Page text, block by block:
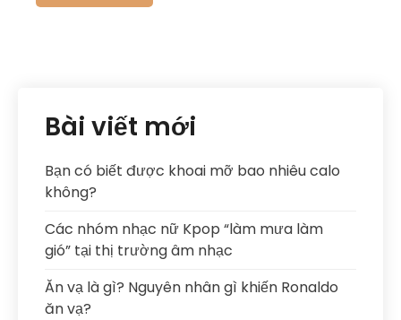
Bài viết mới
Bạn có biết được khoai mỡ bao nhiêu calo
không?
Các nhóm nhạc nữ Kpop “làm mưa làm
gió” tại thị trường âm nhạc
Ăn vạ là gì? Nguyên nhân gì khiến Ronaldo
ăn vạ?